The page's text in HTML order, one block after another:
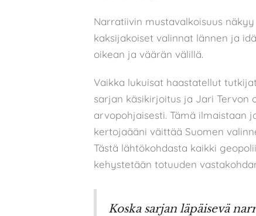
Narratiivin mustavalkoisuus
kaksijakoiset valinnat lännen ja
oikean ja väärän välillä.
Vaikka lukuisat haastatellut
sarjan käsikirjoitus ja Jari Tervon
arvopohjaisesti. Tämä ilmaistaan
kertojaääni väittää Suomen
Tästä lähtökohdasta kaikki
kehystetään totuuden
Koska sarjan läpäisevä